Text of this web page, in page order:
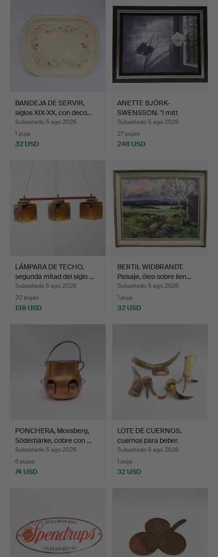
BANDEJA DE SERVIR,
siglos XIX-XX, con deco…
Subastado 5 ago 2026
1 puja
32 USD
ANETTE BJÖRK-
SWENSSON. "I mitt
fönster" Ól…
Subastado 5 ago 2026
27 pujas
248 USD
LÁMPARA DE TECHO,
segunda mitad del siglo …
Subastado 5 ago 2026
20 pujas
138 USD
BERTIL WIDBRANDT.
Paisaje, óleo sobre lien…
Subastado 5 ago 2026
1 puja
32 USD
PONCHERA, Mossberg,
Söderbärke, cobre con …
Subastado 5 ago 2026
6 pujas
74 USD
LOTE DE CUERNOS,
cuernos para beber.
Subastado 5 ago 2026
1 puja
32 USD